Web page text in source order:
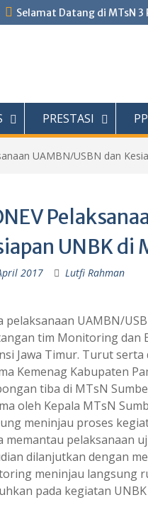
Selamat Datang di MTsN 3
PRESTASI
UAMBN/USBN dan
UNBK di
2017 Lutfi Rahman
pelaksanaan UAMBN/
tim Monitoring dan
Jawa Timur. Turut
Kemenag Kabupaten
tiba di MTsN
oleh Kepala MTsN
meninjau proses
memantau pelaksanaan
dilanjutkan dengan
meninjau langsung
pada kegiatan